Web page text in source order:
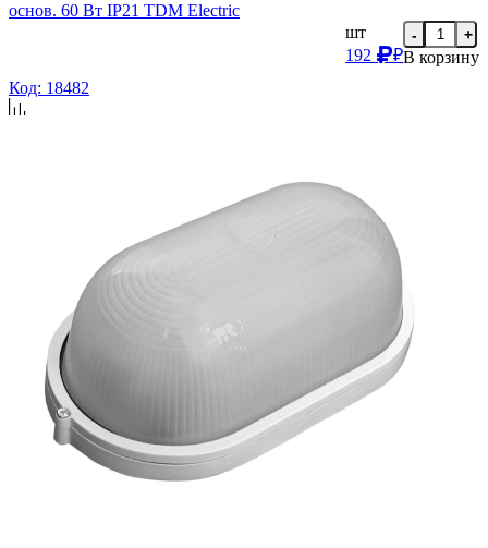
основ. 60 Вт IP21 TDM Еlectric
шт
192
₽
- +
В корзину
Код: 18482